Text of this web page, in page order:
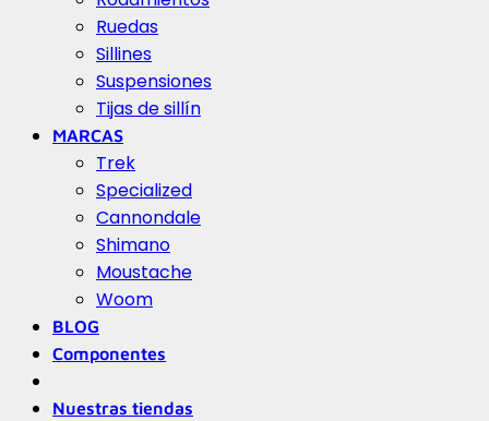
Ruedas
Sillines
Suspensiones
Tijas de sillín
MARCAS
Trek
Specialized
Cannondale
Shimano
Moustache
Woom
BLOG
Componentes
Nuestras tiendas